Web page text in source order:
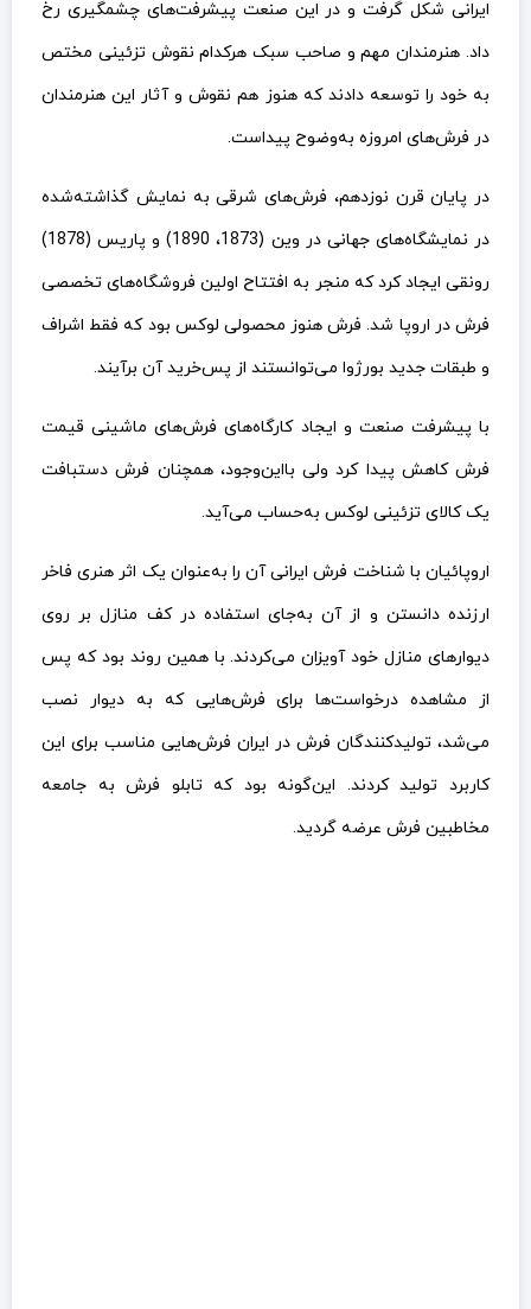
ایرانی شکل گرفت و در این صنعت پیشرفت‌های چشمگیری رخ
داد. هنرمندان مهم و صاحب سبک هرکدام نقوش تزئینی مختص
به خود را توسعه دادند که هنوز هم نقوش و آثار این هنرمندان
در فرش‌های امروزه به‌وضوح پیداست.
در پایان قرن نوزدهم، فرش‌های شرقی به نمایش گذاشته‌شده
در نمایشگاه‌های جهانی در وین (1873، 1890) و پاریس (1878)
رونقی ایجاد کرد که منجر به افتتاح اولین فروشگاه‌های تخصصی
فرش در اروپا شد. فرش هنوز محصولی لوکس بود که فقط اشراف
و طبقات جدید بورژوا می‌توانستند از پس‌خرید آن برآیند.
با پیشرفت صنعت و ایجاد کارگاه‌های فرش‌های ماشینی قیمت
فرش کاهش پیدا کرد ولی بااین‌وجود، همچنان فرش دستبافت
یک کالای تزئینی لوکس به‌حساب می‌آید.
اروپائیان با شناخت فرش ایرانی آن را به‌عنوان یک اثر هنری فاخر
ارزنده دانستن و از آن به‌جای استفاده در کف منازل بر روی
دیوارهای منازل خود آویزان می‌کردند. با همین روند بود که پس
از مشاهده درخواست‌ها برای فرش‌هایی که به دیوار نصب
می‌شد، تولیدکنندگان فرش در ایران فرش‌هایی مناسب برای این
کاربرد تولید کردند. این‌گونه بود که تابلو فرش به جامعه
مخاطبین فرش عرضه گردید.